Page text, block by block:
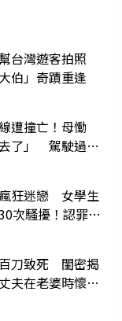
台灣遊客拍照
伯」奇蹟重逢
遭撞亡！母慟
去了」 駕駛過失
狂迷戀 女學生
次騷擾！認罪免
刀致死 閨密揭
夫在老婆時懷孕